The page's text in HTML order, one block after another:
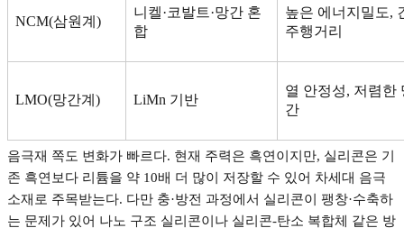
NCM(삼원계 )
니켈·코발트·망간 혼
합
높은 에너지밀도,
주행거리
LMO(망간계 ) LiMn 기반
열 안정성, 저렴한
간
음극재 쪽도 변화가 빠르다. 현재 주력은 흑연이지만, 실리콘은 기
존 흑연보다 리튬을 약 10배 더 많이 저장할 수 있어 차세대 음극
소재로 주목받는다. 다만 충·방전 과정에서 실리콘이 팽창·수축하
는 문제가 있어 나노 구조 실리콘이나 실리콘-탄소 복합체 같은 방